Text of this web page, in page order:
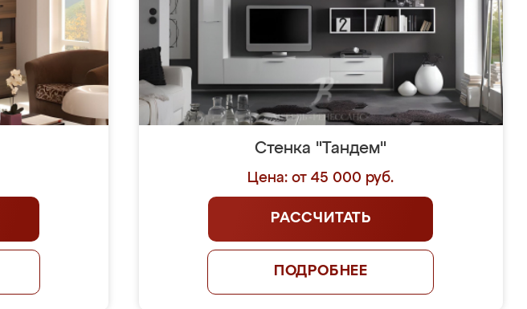
Стенка "Тандем"
Цена: от 45 000 руб.
РАССЧИТАТЬ
ПОДРОБНЕЕ